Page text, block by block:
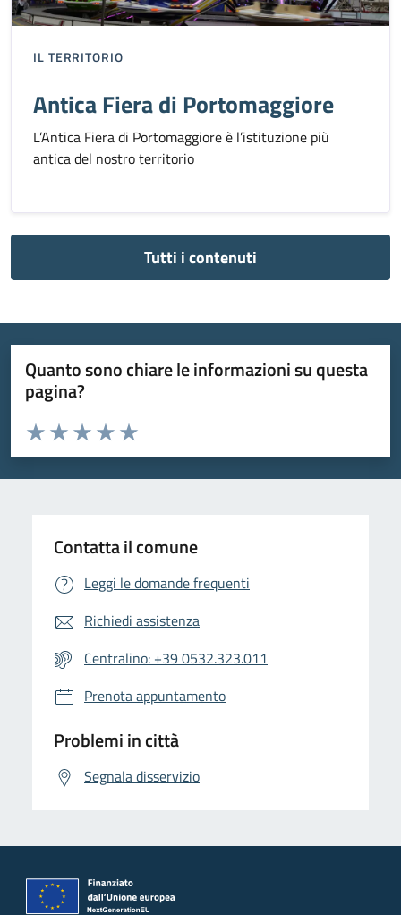
IL TERRITORIO
Antica Fiera di Portomaggiore
L’Antica Fiera di Portomaggiore è l’istituzione più
antica del nostro territorio
Tutti i contenuti
Quanto sono chiare le informazioni su questa
pagina?
Valuta da 1 a 5 stelle la pagina
Valuta 5 stelle su 5
Valuta 4 stelle su 5
Valuta 3 stelle su 5
Valuta 2 stelle su 5
Valuta 1 stelle su 5
Contatta il comune
Leggi le domande frequenti
Richiedi assistenza
Centralino: +39 0532.323.011
Prenota appuntamento
Problemi in città
Segnala disservizio